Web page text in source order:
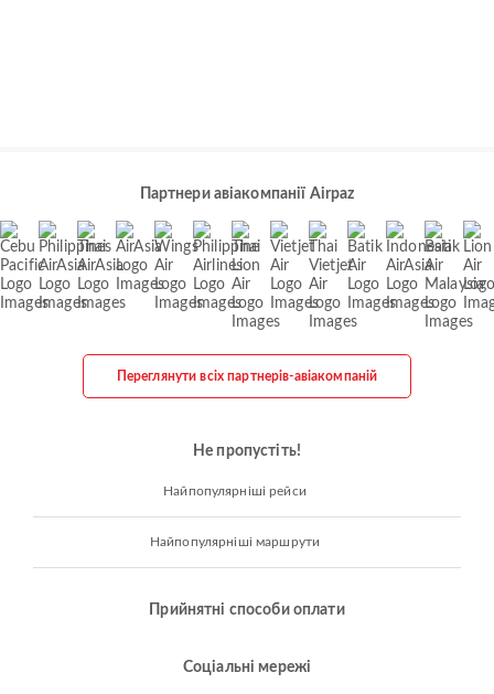
Партнери авіакомпанії Airpaz
Переглянути всіх партнерів-авіакомпаній
Не пропустіть!
Найпопулярніші рейси
Найпопулярніші маршрути
Прийнятні способи оплати
Соціальні мережі